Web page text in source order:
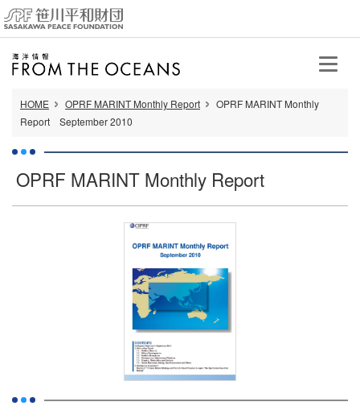
HOME OPRF MARINT Monthly Report
OPRF MARINT Monthly
Report September 2010
OPRF MARINT Monthly Report